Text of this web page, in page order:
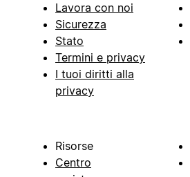
Lavora con noi
Sicurezza
Stato
Termini e privacy
I tuoi diritti alla
privacy
Risorse
Centro